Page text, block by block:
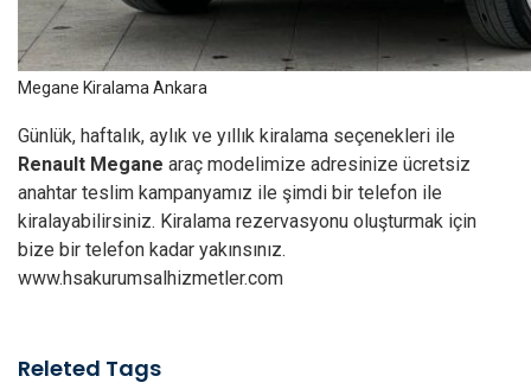
Megane Kiralama Ankara
Günlük, haftalık, aylık ve yıllık kiralama seçenekleri ile
Renault Megane araç modelimize adresinize ücretsiz
anahtar teslim kampanyamız ile şimdi bir telefon ile
kiralayabilirsiniz. Kiralama rezervasyonu oluşturmak için
bize bir telefon kadar yakınsınız.
www.hsakurumsalhizmetler.com
Releted Tags